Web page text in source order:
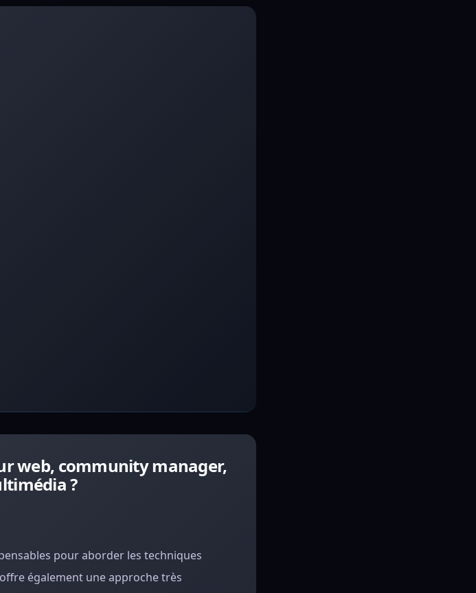
web, community manager,
?
pour aborder les techniques
également une approche très